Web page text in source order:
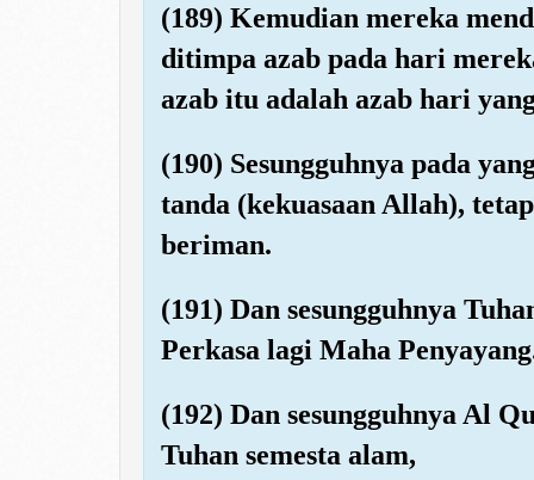
(189) Kemudian mereka
ditimpa azab pada hari
azab itu adalah azab hari
(190) Sesungguhnya pada
tanda (kekuasaan Allah),
beriman.
(191) Dan sesungguhnya
Perkasa lagi Maha
(192) Dan sesungguhnya Al
Tuhan semesta alam,